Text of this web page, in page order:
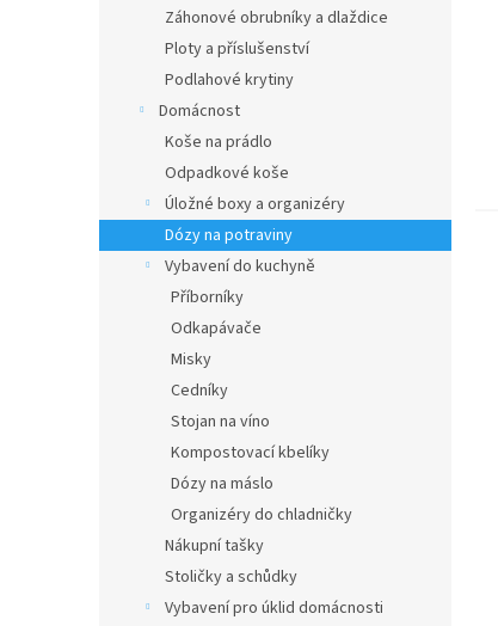
Záhonové obrubníky a dlaždice
Ploty a příslušenství
Podlahové krytiny
Domácnost
Koše na prádlo
Odpadkové koše
Úložné boxy a organizéry
Dózy na potraviny
Vybavení do kuchyně
Příborníky
Odkapávače
Misky
Cedníky
Stojan na víno
Kompostovací kbelíky
Dózy na máslo
Organizéry do chladničky
Nákupní tašky
Stoličky a schůdky
Vybavení pro úklid domácnosti